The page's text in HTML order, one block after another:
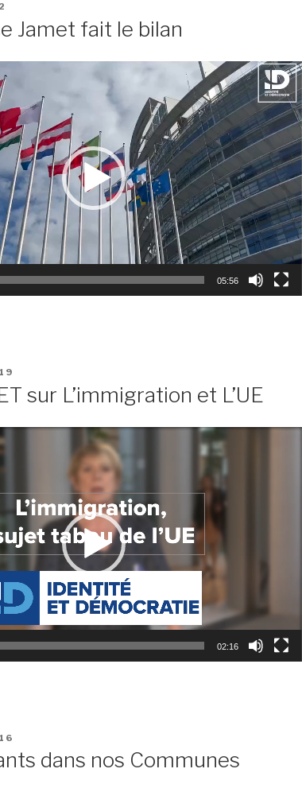
Jamet fait le bilan
05:56
sur L’immigration et L’UE
02:16
dans nos Communes